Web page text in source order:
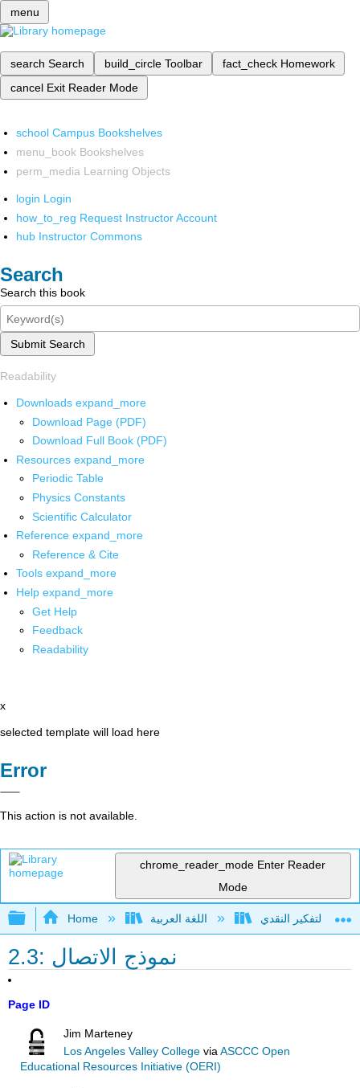
menu
search Search build_circle Toolbar fact_check Homework
cancel Exit Reader Mode
school Campus Bookshelves
menu_book Bookshelves
perm_media Learning Objects
login Login
how_to_reg Request Instructor Account
hub Instructor Commons
Search
Search this book
Submit Search
Readability
Downloads expand_more
Download Page (PDF)
Download Full Book (PDF)
Resources expand_more
Periodic Table
Physics Constants
Scientific Calculator
Reference expand_more
Reference & Cite
Tools expand_more
Help expand_more
Get Help
Feedback
Readability
x
selected template will load here
Error
This action is not available.
chrome_reader_mode Enter Reader
Mode
Expand/collapse global hierarchy
Home
2.3: نموذج الاتصال
Page ID
Jim Marteney
Los Angeles Valley College viaASCCC Open
Educational Resources Initiative (OERI)